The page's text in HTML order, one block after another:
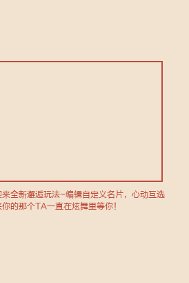
全新邂逅玩法~编辑自定义名片，心动互选
的那个TA一直在炫舞里等你！